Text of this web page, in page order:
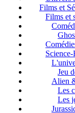
Films et
Films et
Jeu
Alien
Les
Les